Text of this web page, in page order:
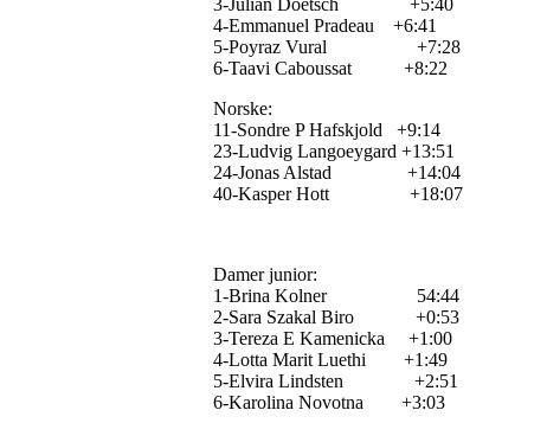
3-Julian Doetsch +5:40
4-Emmanuel Pradeau +6:41
5-Poyraz Vural +7:28
6-Taavi Caboussat +8:22
Norske:
11-Sondre P Hafskjold +9:14
23-Ludvig Langoeygard +13:51
24-Jonas Alstad +14:04
40-Kasper Hott +18:07
Damer junior:
1-Brina Kolner 54:44
2-Sara Szakal Biro +0:53
3-Tereza E Kamenicka +1:00
4-Lotta Marit Luethi +1:49
5-Elvira Lindsten +2:51
6-Karolina Novotna +3:03